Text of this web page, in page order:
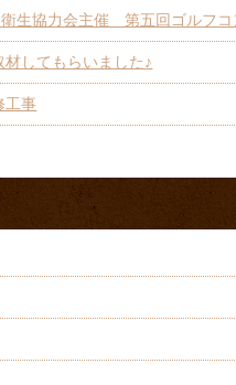
生協力会主催 第五回ゴルフコ
材してもらいました♪
工事